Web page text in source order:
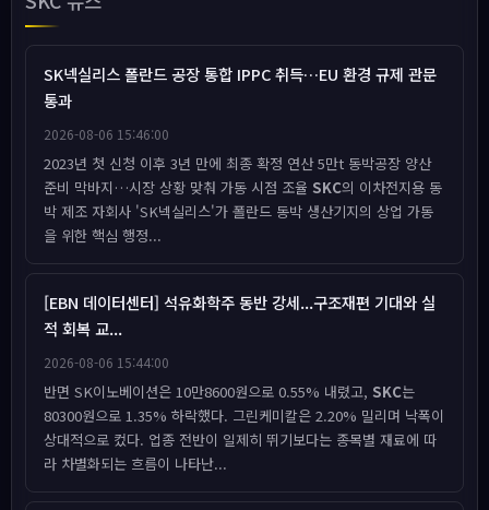
SK넥실리스 폴란드 공장 통합 IPPC 취득…EU 환경 규제 관문
통과
2026-08-06 15:46:00
2023년 첫 신청 이후 3년 만에 최종 확정 연산 5만t 동박공장 양산
준비 막바지…시장 상황 맞춰 가동 시점 조율 SKC의 이차전지용 동
박 제조 자회사 'SK넥실리스'가 폴란드 동박 생산기지의 상업 가동
을 위한 핵심 행정...
[EBN 데이터센터] 석유화학주 동반 강세...구조재편 기대와 실
적 회복 교...
2026-08-06 15:44:00
반면 SK이노베이션은 10만8600원으로 0.55% 내렸고, SKC는
80300원으로 1.35% 하락했다. 그린케미칼은 2.20% 밀리며 낙폭이
상대적으로 컸다. 업종 전반이 일제히 뛰기보다는 종목별 재료에 따
라 차별화되는 흐름이 나타난...